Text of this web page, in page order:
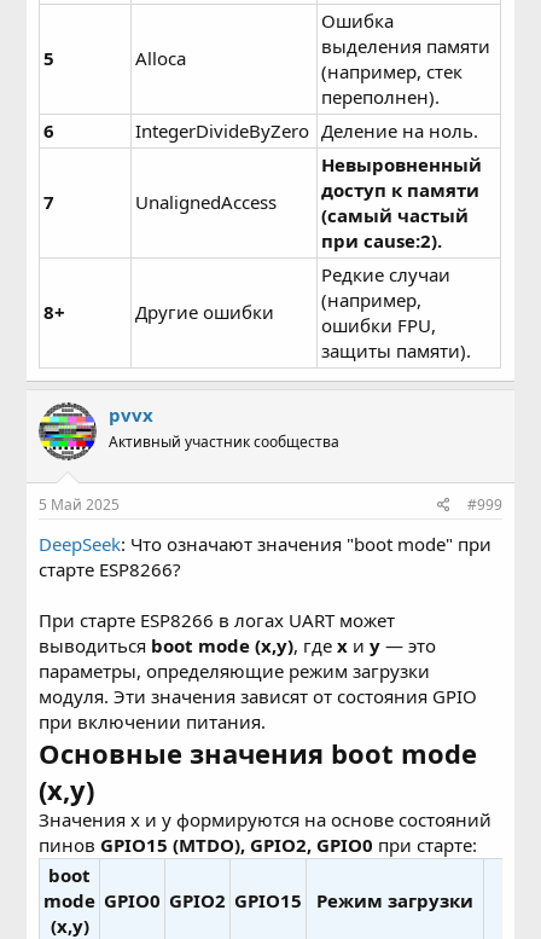
5 Alloca
Ошибка
выделения памяти
(например, стек
переполнен).
6
IntegerDivideByZero Деление на ноль.
7 UnalignedAccess
Невыровненный
доступ к памяти
(самый частый
при cause:2).
8+ Другие ошибки
Редкие случаи
(например,
ошибки FPU,
защиты памяти).
pvvx
Активный участник сообщества
5 Май 2025 #999
DeepSeek: Что означают значения "boot mode" при
старте ESP8266?
При старте ESP8266 в логах UART может
выводиться boot mode (x,y), гдеx иy — это
параметры, определяющие режим загрузки
модуля. Эти значения зависят от состояния GPIO
при включении питания.
Основные значения boot mode
(x,y)
Значения x и y формируются на основе состояний
пинов GPIO15 (MTDO), GPIO2, GPIO0 при старте:
boot
mode
(x,y)
GPIO0 GPIO2 GPIO15 Режим загрузки